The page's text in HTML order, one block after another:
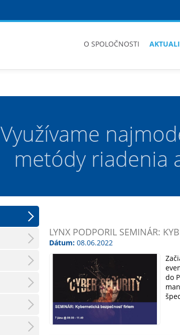
O SPOLOČNOSTI
Využívame
metódy riadenia
LYNX PODPORIL SEMINÁR:
Dátum: 08.06.2022
do